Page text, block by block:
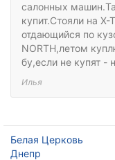
салонных
купит.Стояли на
отдающийся по
NORTH,летом
бу,если не купят -
Илья
Белая Церковь
Днепр